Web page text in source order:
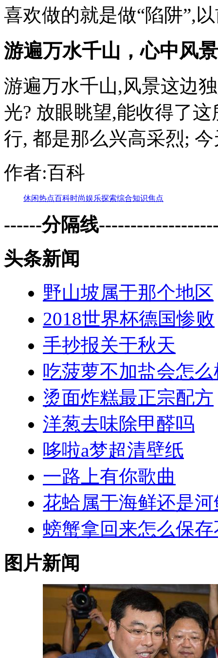
喜欢做的就是做“陷阱”,
游遍万水千山，心中风
游遍万水千山,风景这边
光? 放眼眺望,能收得了
行, 都是那么兴高采烈;
作者:百科
休闲 热点百科时尚娱乐探索综合知识焦点
------分隔线
头条新闻
野山坡属于那个地区
2018世界杯德国惨败
手抄报关于秋天
吃菠萝不加盐会怎么
烫面炸糕最正宗配方
洋葱去味除甲醛吗
哆啦a梦超清壁纸
一路上有你歌曲
花蛤属于海鲜还是河
螃蟹拿回来怎么保
图片新闻